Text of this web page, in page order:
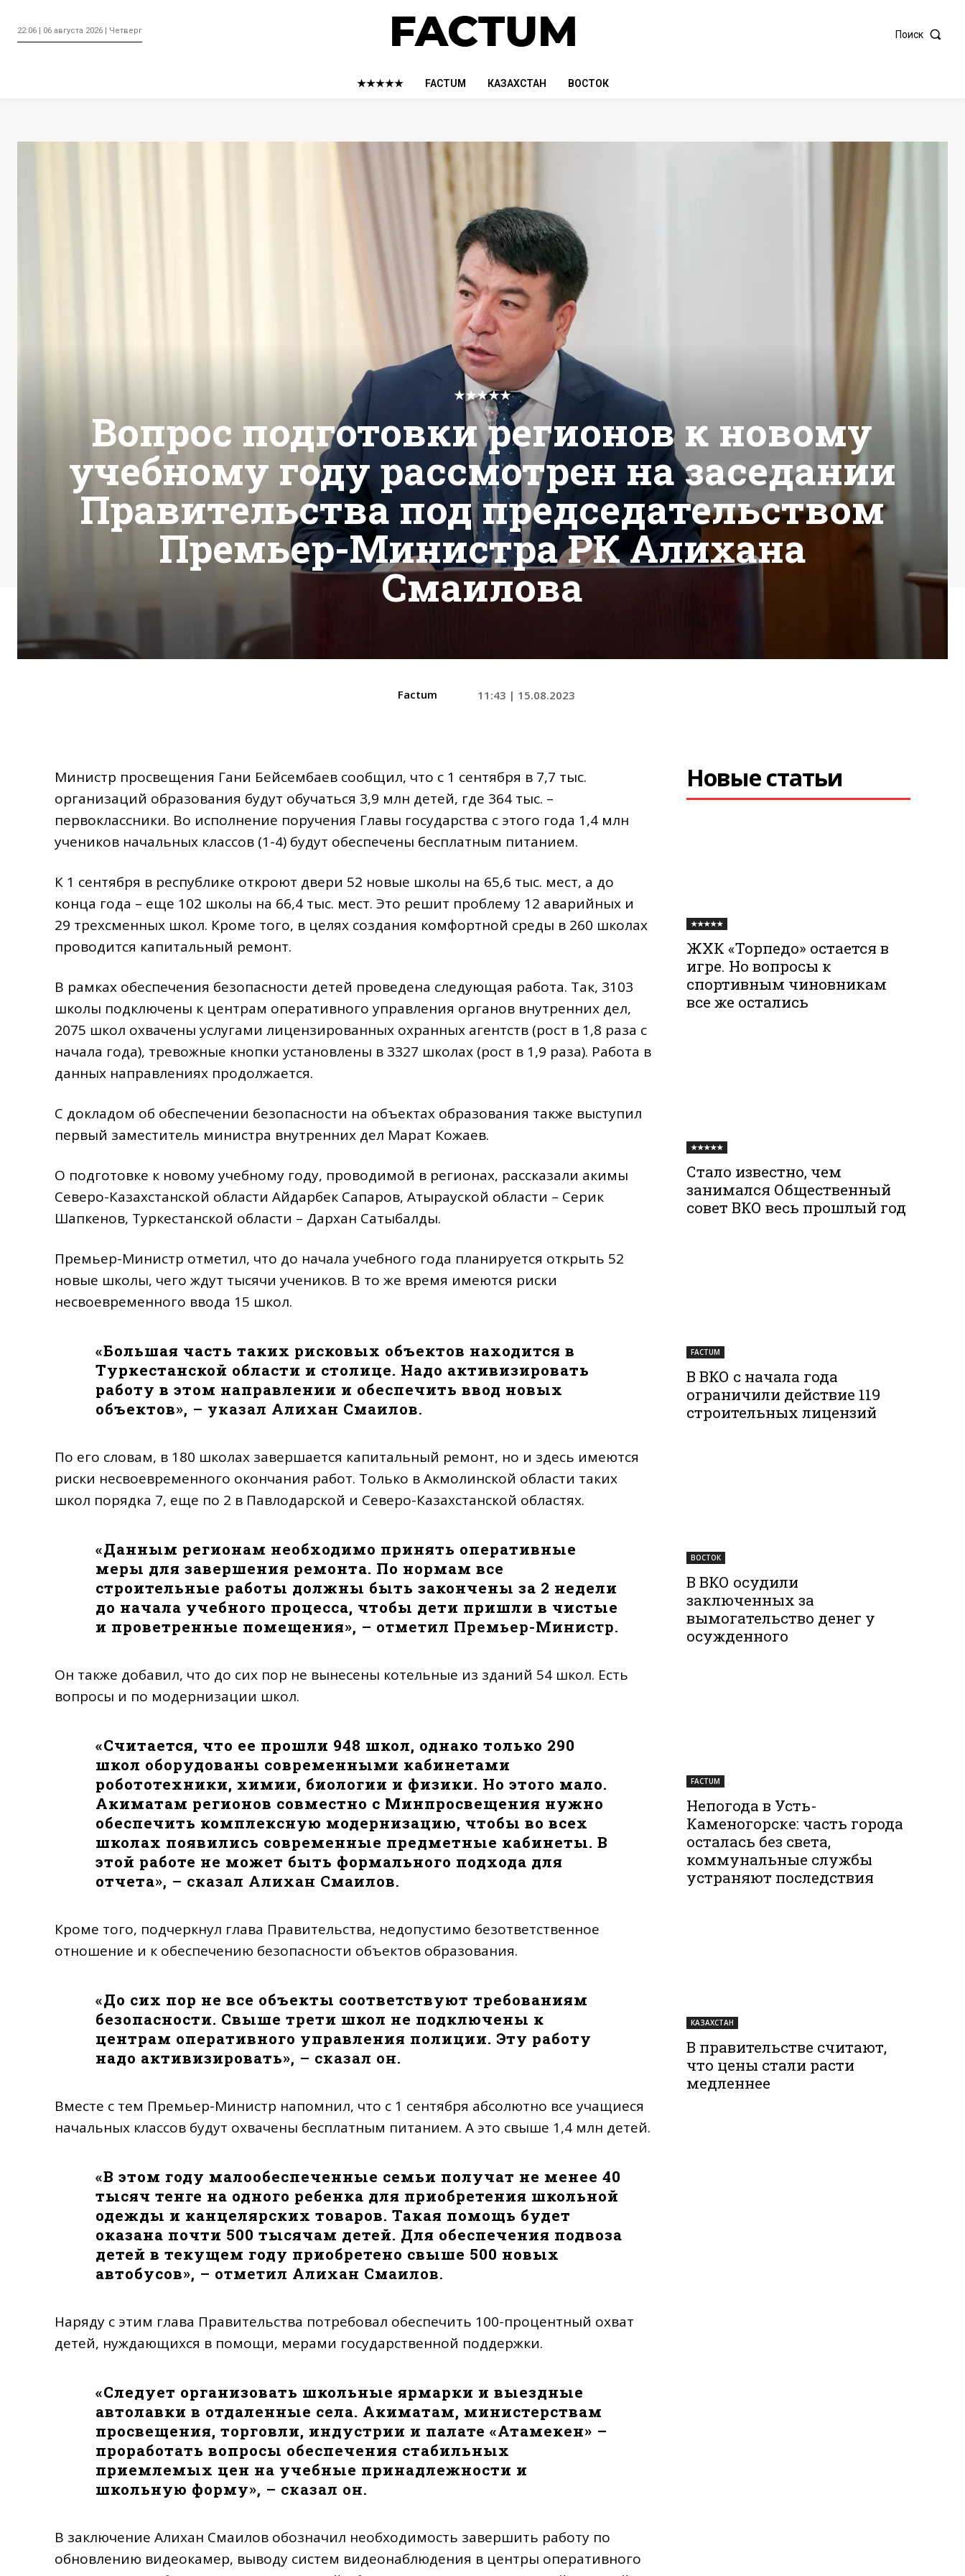
22:06 | 06 августа 2026 | Четверг Поиск
★★★★★ FACTUM КАЗАХСТАН ВОСТОК
★★★★★
Вопрос подготовки регионов к новому
учебному году рассмотрен на заседании
Правительства под председательством
Премьер-Министра РК Алихана
Смаилова
Factum 11:43 | 15.08.2023
Министр просвещения Гани Бейсембаев сообщил, что с 1 сентября в 7,7 тыс.
организаций образования будут обучаться 3,9 млн детей, где 364 тыс. –
первоклассники. Во исполнение поручения Главы государства с этого года 1,4 млн
учеников начальных классов (1-4) будут обеспечены бесплатным питанием.
К 1 сентября в республике откроют двери 52 новые школы на 65,6 тыс. мест, а до
конца года – еще 102 школы на 66,4 тыс. мест. Это решит проблему 12 аварийных и
29 трехсменных школ. Кроме того, в целях создания комфортной среды в 260 школах
проводится капитальный ремонт.
В рамках обеспечения безопасности детей проведена следующая работа. Так, 3103
школы подключены к центрам оперативного управления органов внутренних дел,
2075 школ охвачены услугами лицензированных охранных агентств (рост в 1,8 раза с
начала года), тревожные кнопки установлены в 3327 школах (рост в 1,9 раза). Работа в
данных направлениях продолжается.
С докладом об обеспечении безопасности на объектах образования также выступил
первый заместитель министра внутренних дел Марат Кожаев.
О подготовке к новому учебному году, проводимой в регионах, рассказали акимы
Северо-Казахстанской области Айдарбек Сапаров, Атырауской области – Серик
Шапкенов, Туркестанской области – Дархан Сатыбалды.
Премьер-Министр отметил, что до начала учебного года планируется открыть 52
новые школы, чего ждут тысячи учеников. В то же время имеются риски
несвоевременного ввода 15 школ.
«Большая часть таких рисковых объектов находится в
Туркестанской области и столице. Надо активизировать
работу в этом направлении и обеспечить ввод новых
объектов», – указал Алихан Смаилов.
По его словам, в 180 школах завершается капитальный ремонт, но и здесь имеются
риски несвоевременного окончания работ. Только в Акмолинской области таких
школ порядка 7, еще по 2 в Павлодарской и Северо-Казахстанской областях.
«Данным регионам необходимо принять оперативные
меры для завершения ремонта. По нормам все
строительные работы должны быть закончены за 2 недели
до начала учебного процесса, чтобы дети пришли в чистые
и проветренные помещения», – отметил Премьер-Министр.
Он также добавил, что до сих пор не вынесены котельные из зданий 54 школ. Есть
вопросы и по модернизации школ.
«Считается, что ее прошли 948 школ, однако только 290
школ оборудованы современными кабинетами
робототехники, химии, биологии и физики. Но этого мало.
Акиматам регионов совместно с Минпросвещения нужно
обеспечить комплексную модернизацию, чтобы во всех
школах появились современные предметные кабинеты. В
этой работе не может быть формального подхода для
отчета», – сказал Алихан Смаилов.
Кроме того, подчеркнул глава Правительства, недопустимо безответственное
отношение и к обеспечению безопасности объектов образования.
«До сих пор не все объекты соответствуют требованиям
безопасности. Свыше трети школ не подключены к
центрам оперативного управления полиции. Эту работу
надо активизировать», – сказал он.
Вместе с тем Премьер-Министр напомнил, что с 1 сентября абсолютно все учащиеся
начальных классов будут охвачены бесплатным питанием. А это свыше 1,4 млн детей.
«В этом году малообеспеченные семьи получат не менее 40
тысяч тенге на одного ребенка для приобретения школьной
одежды и канцелярских товаров. Такая помощь будет
оказана почти 500 тысячам детей. Для обеспечения подвоза
детей в текущем году приобретено свыше 500 новых
автобусов», – отметил Алихан Смаилов.
Наряду с этим глава Правительства потребовал обеспечить 100-процентный охват
детей, нуждающихся в помощи, мерами государственной поддержки.
«Следует организовать школьные ярмарки и выездные
автолавки в отдаленные села. Акиматам, министерствам
просвещения, торговли, индустрии и палате «Атамекен» –
проработать вопросы обеспечения стабильных
приемлемых цен на учебные принадлежности и
школьную форму», – сказал он.
В заключение Алихан Смаилов обозначил необходимость завершить работу по
обновлению видеокамер, выводу систем видеонаблюдения в центры оперативного
Новые статьи
★★★★★
ЖХК «Торпедо» остается в
игре. Но вопросы к
спортивным чиновникам
все же остались
★★★★★
Стало известно, чем
занимался Общественный
совет ВКО весь прошлый год
FACTUM
В ВКО с начала года
ограничили действие 119
строительных лицензий
ВОСТОК
В ВКО осудили
заключенных за
вымогательство денег у
осужденного
FACTUM
Непогода в Усть-
Каменогорске: часть города
осталась без света,
коммунальные службы
устраняют последствия
КАЗАХСТАН
В правительстве считают,
что цены стали расти
медленнее